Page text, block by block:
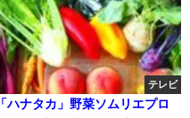
テレビ
「ハナタカ」野菜ソムリエプロ